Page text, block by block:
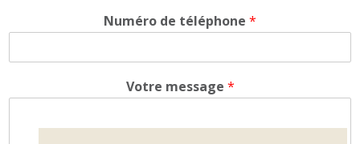
Numéro de téléphone *
Votre message *